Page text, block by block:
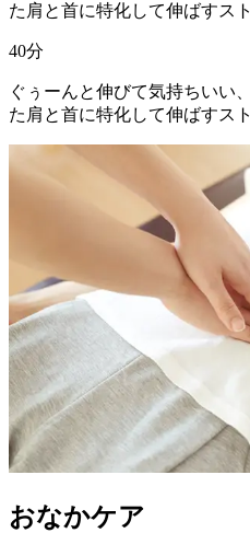
た肩と首に特化して伸ばすス
40分
ぐぅーんと伸びて気持ちいい
た肩と首に特化して伸ばすス
おなかケア